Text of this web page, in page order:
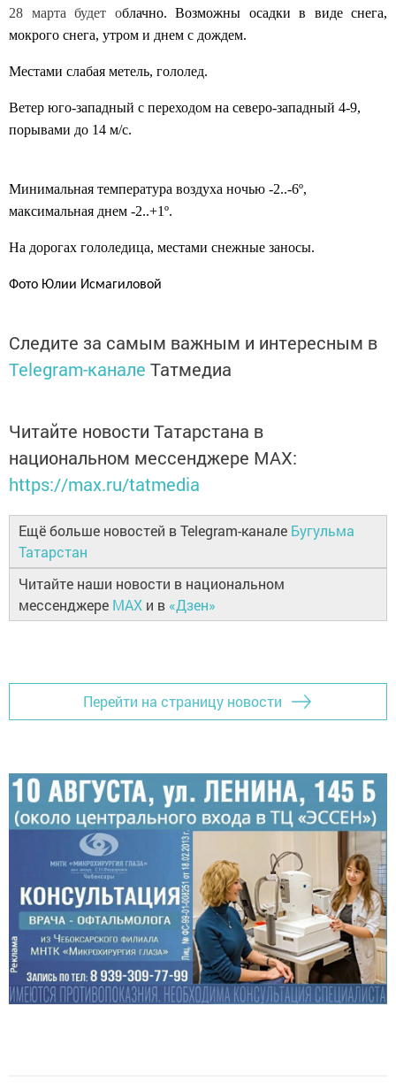
28 марта будет облачно. Возможны осадки в виде снега,
мокрого снега, утром и днем с дождем.
Местами слабая метель, гололед.
Ветер юго-западный с переходом на северо-западный 4-9,
порывами до 14 м/с.
Минимальная температура воздуха ночью -2..-6º,
максимальная днем -2..+1º.
На дорогах гололедица, местами снежные заносы.
Фото Юлии Исмагиловой
Следите за самым важным и интересным в
Telegram-канале Татмедиа
Читайте новости Татарстана в
национальном мессенджере MАХ:
https://max.ru/tatmedia
Ещё больше новостей в Telegram-канале Бугульма
Татарстан
Читайте наши новости в национальном
мессенджере MAX и в «Дзен»
Перейти на страницу новости